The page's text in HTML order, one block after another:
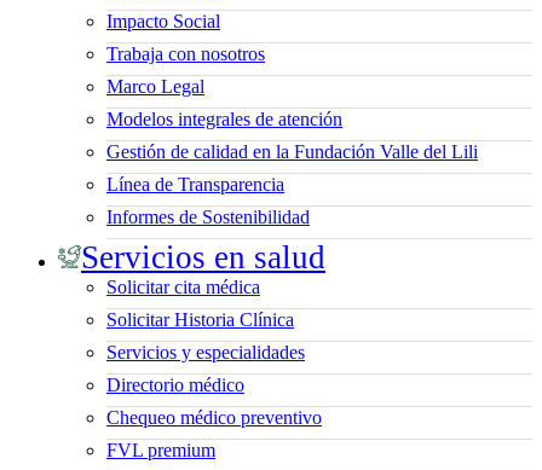
Impacto Social
Trabaja con nosotros
Marco Legal
Modelos integrales de atención
Gestión de calidad en la Fundación Valle del Lili
Línea de Transparencia
Informes de Sostenibilidad
Servicios en salud
Solicitar cita médica
Solicitar Historia Clínica
Servicios y especialidades
Directorio médico
Chequeo médico preventivo
FVL premium